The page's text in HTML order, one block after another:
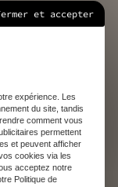
et accepter
expérience. Les
du site, tandis
comment vous
permettent
et peuvent afficher
cookies via les
acceptez notre
Politique de